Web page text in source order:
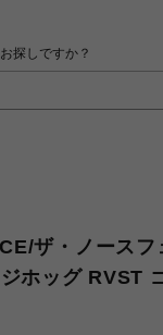
ザ・ノース
ホッグ RVST